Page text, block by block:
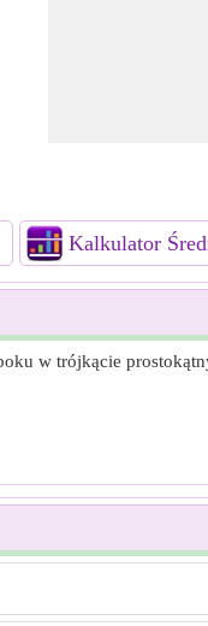
Kalkulator
w trójkącie